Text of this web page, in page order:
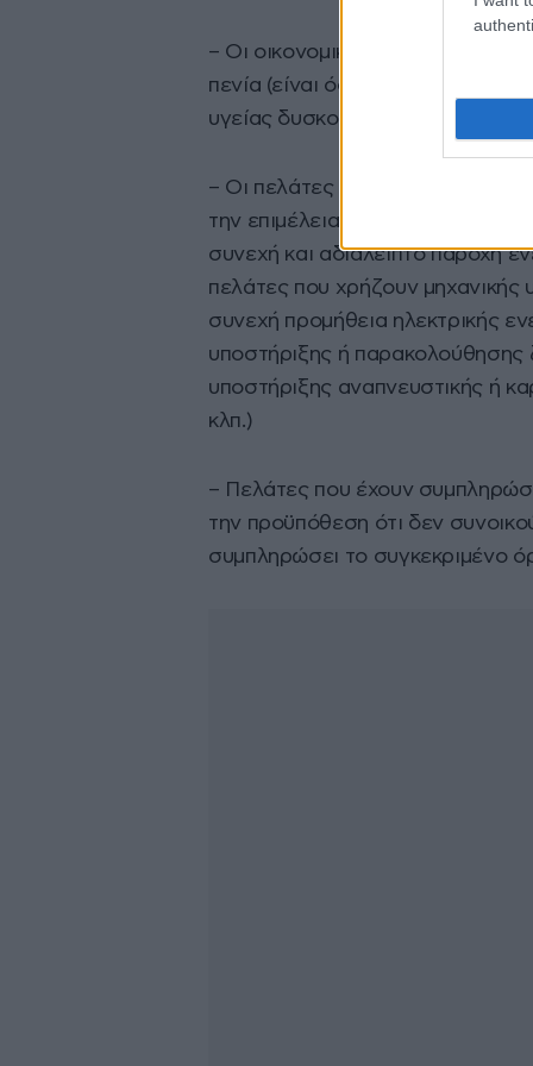
– Οι οικονομικά ασθενείς
πενία (είναι όσοι λόγω
υγείας δυσκολεύονται να
– Οι πελάτες που, οι ίδιοι ή οι
την επιμέλεια και συνοικούν με
συνεχή και αδιάλειπτο παροχή
πελάτες που χρήζουν μηχανικής
συνεχή προμήθεια ηλεκτρικής
υποστήριξης ή παρακολούθησης
υποστήριξης αναπνευστικής ή
κλπ.)
– Πελάτες που έχουν
την προϋπόθεση ότι δεν
συμπληρώσει το συγκεκριμένο